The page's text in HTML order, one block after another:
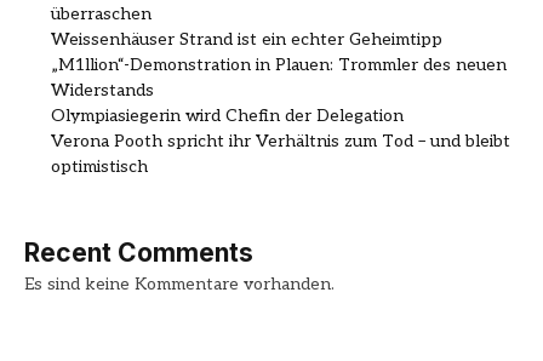
überraschen
Weissenhäuser Strand ist ein echter Geheimtipp
„M1llion“-Demonstration in Plauen: Trommler des neuen
Widerstands
Olympiasiegerin wird Chefin der Delegation
Verona Pooth spricht ihr Verhältnis zum Tod – und bleibt
optimistisch
Recent Comments
Es sind keine Kommentare vorhanden.